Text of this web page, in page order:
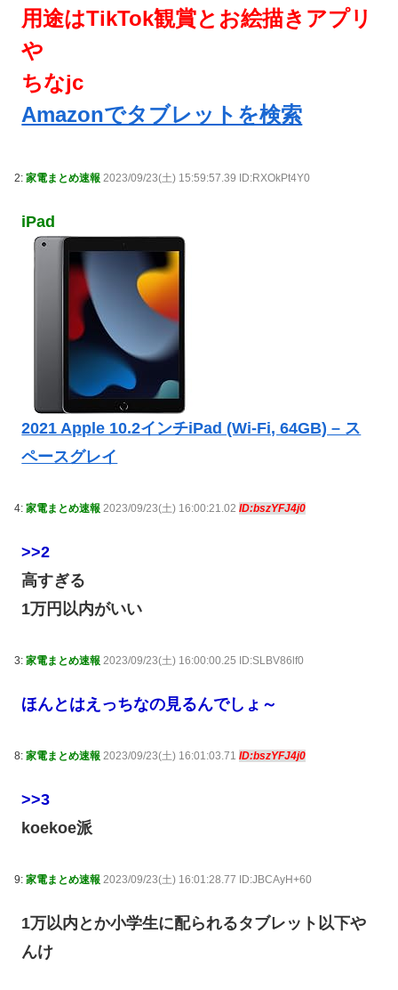
用途はTikTok観賞とお絵描きアプリ
や
ちなjc
Amazonでタブレットを検索
2: 家電まとめ速報 2023/09/23(土) 15:59:57.39 ID:RXOkPt4Y0
iPad
2021 Apple 10.2インチiPad (Wi-Fi, 64GB) – ス
ペースグレイ
4: 家電まとめ速報 2023/09/23(土) 16:00:21.02 ID:bszYFJ4j0
>>2
高すぎる
1万円以内がいい
3: 家電まとめ速報 2023/09/23(土) 16:00:00.25 ID:SLBV86lf0
ほんとはえっちなの見るんでしょ～
8: 家電まとめ速報 2023/09/23(土) 16:01:03.71 ID:bszYFJ4j0
>>3
koekoe派
9: 家電まとめ速報 2023/09/23(土) 16:01:28.77 ID:JBCAyH+60
1万以内とか小学生に配られるタブレット以下や
んけ